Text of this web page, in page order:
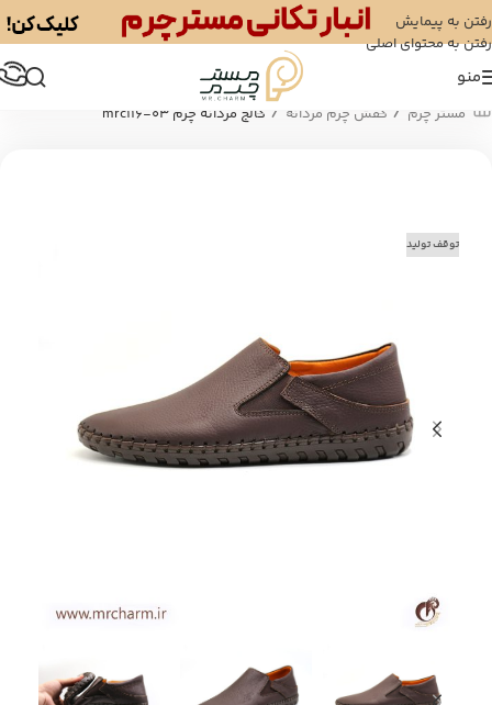
رفتن به پیمایش
رفتن به محتوای اصلی
منو
مستر چرم / کفش چرم مردانه / کالج مردانه چرم mrc116-03
توقف تولید